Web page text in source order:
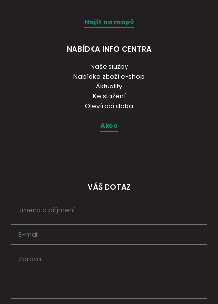
Najít na mapě
NABÍDKA INFO CENTRA
Naše služby
Nabídka zboží e-shop
Aktuality
Ke stažení
Otevírací doba
Akce
VÁŠ DOTAZ